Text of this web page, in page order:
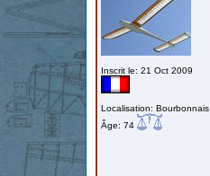
Inscrit le: 21 Oct 2009
Localisation: Bourbonnais
Âge: 74